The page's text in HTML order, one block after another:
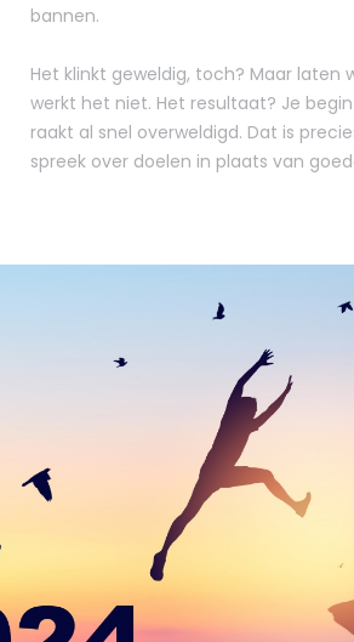
bannen.
Het klinkt geweldig, toch? Maar laten
werkt het niet. Het resultaat? Je
raakt al snel overweldigd. Dat is
spreek over doelen in plaats van